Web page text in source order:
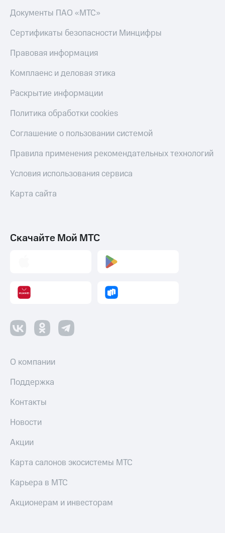
Документы ПАО «МТС»
Сертификаты безопасности Минцифры
Правовая информация
Комплаенс и деловая этика
Раскрытие информации
Политика обработки cookies
Соглашение о пользовании системой
Правила применения рекомендательных технологий
Условия использования сервиса
Карта сайта
Скачайте Мой МТС
О компании
Поддержка
Контакты
Новости
Акции
Карта салонов экосистемы МТС
Карьера в МТС
Акционерам и инвесторам